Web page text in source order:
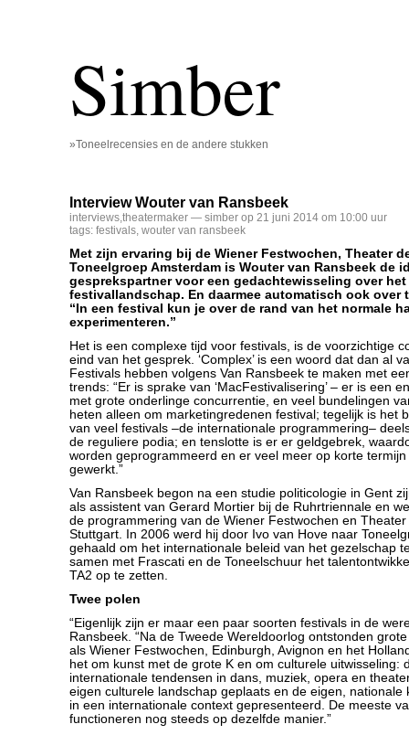
Simber
»Toneelrecensies en de andere stukken
Interview Wouter van Ransbeek
interviews,theatermaker — simber op 21 juni 2014 om 10:00 uur
tags: festivals, wouter van ransbeek
Met zijn ervaring bij de Wiener Festwochen, Theater
Toneelgroep Amsterdam is Wouter van Ransbeek de
gesprekspartner voor een gedachtewisseling over het
festivallandschap. En daarmee automatisch ook over
“In een festival kun je over de rand van het normale
experimenteren.”
Het is een complexe tijd voor festivals, is de voorzichtige
eind van het gesprek. ‘Complex’ is een woord dat dan al
Festivals hebben volgens Van Ransbeek te maken met
trends: “Er is sprake van ‘MacFestivalisering’ – er is een
met grote onderlinge concurrentie, en veel bundelingen
heten alleen om marketingredenen festival; tegelijk is het
van veel festivals –de internationale programmering–
de reguliere podia; en tenslotte is er er geldgebrek,
worden geprogrammeerd en er veel meer op korte
gewerkt.”
Van Ransbeek begon na een studie politicologie in Gent
als assistent van Gerard Mortier bij de Ruhrtriennale en
de programmering van de Wiener Festwochen en
Stuttgart. In 2006 werd hij door Ivo van Hove naar
gehaald om het internationale beleid van het gezelschap
samen met Frascati en de Toneelschuur het
TA2 op te zetten.
Twee polen
“Eigenlijk zijn er maar een paar soorten festivals in de
Ransbeek. “Na de Tweede Wereldoorlog ontstonden
als Wiener Festwochen, Edinburgh, Avignon en het
het om kunst met de grote K en om culturele uitwisseling:
internationale tendensen in dans, muziek, opera en
eigen culturele landschap geplaats en de eigen, nationale
in een internationale context gepresenteerd. De meeste
functioneren nog steeds op dezelfde manier.”